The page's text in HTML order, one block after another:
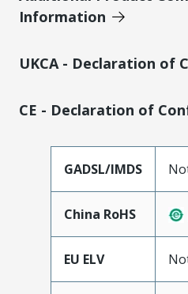
Information
UKCA - Declaration of
CE - Declaration of
GADSL/IMDS
China RoHS
EU ELV